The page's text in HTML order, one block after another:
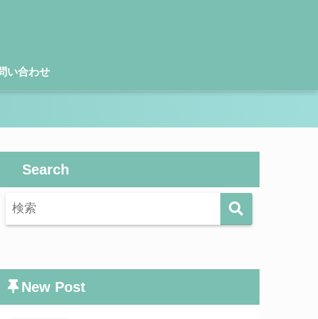
い合わせ
Search
New Post